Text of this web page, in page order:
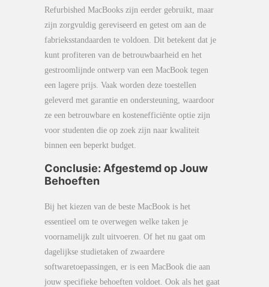
Refurbished MacBooks zijn eerder gebruikt, maar
zijn zorgvuldig gereviseerd en getest om aan de
fabrieksstandaarden te voldoen. Dit betekent dat je
kunt profiteren van de betrouwbaarheid en het
gestroomlijnde ontwerp van een MacBook tegen
een lagere prijs. Vaak worden deze toestellen
geleverd met garantie en ondersteuning, waardoor
ze een betrouwbare en kostenefficiënte optie zijn
voor studenten die op zoek zijn naar kwaliteit
binnen een beperkt budget.
Conclusie: Afgestemd op Jouw
Behoeften
Bij het kiezen van de beste MacBook is het
essentieel om te overwegen welke taken je
voornamelijk zult uitvoeren. Of het nu gaat om
dagelijkse studietaken of zwaardere
softwaretoepassingen, er is een MacBook die aan
jouw specifieke behoeften voldoet. Ook als het gaat